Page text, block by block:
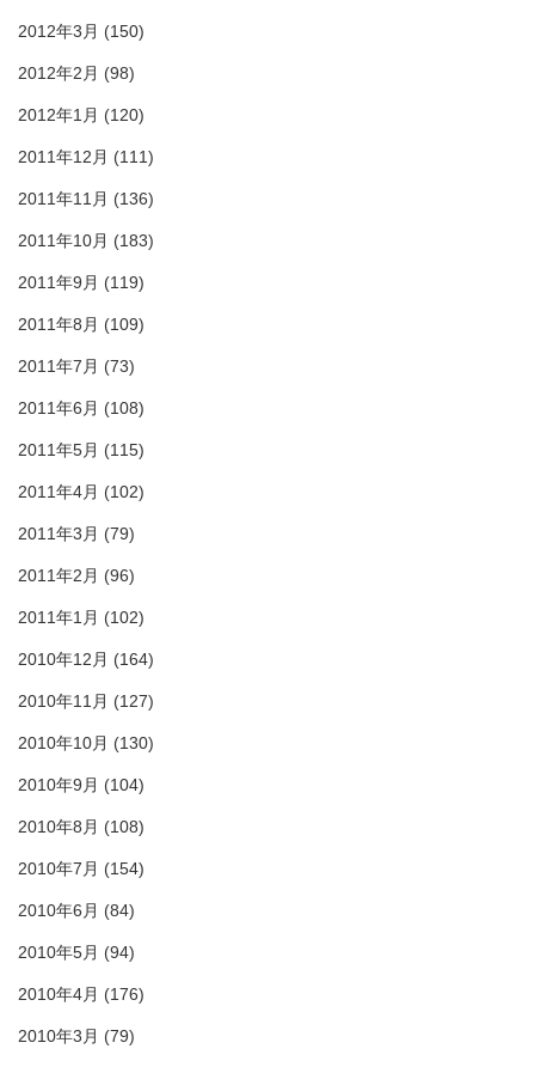
2012年3月 (150)
2012年2月 (98)
2012年1月 (120)
2011年12月 (111)
2011年11月 (136)
2011年10月 (183)
2011年9月 (119)
2011年8月 (109)
2011年7月 (73)
2011年6月 (108)
2011年5月 (115)
2011年4月 (102)
2011年3月 (79)
2011年2月 (96)
2011年1月 (102)
2010年12月 (164)
2010年11月 (127)
2010年10月 (130)
2010年9月 (104)
2010年8月 (108)
2010年7月 (154)
2010年6月 (84)
2010年5月 (94)
2010年4月 (176)
2010年3月 (79)